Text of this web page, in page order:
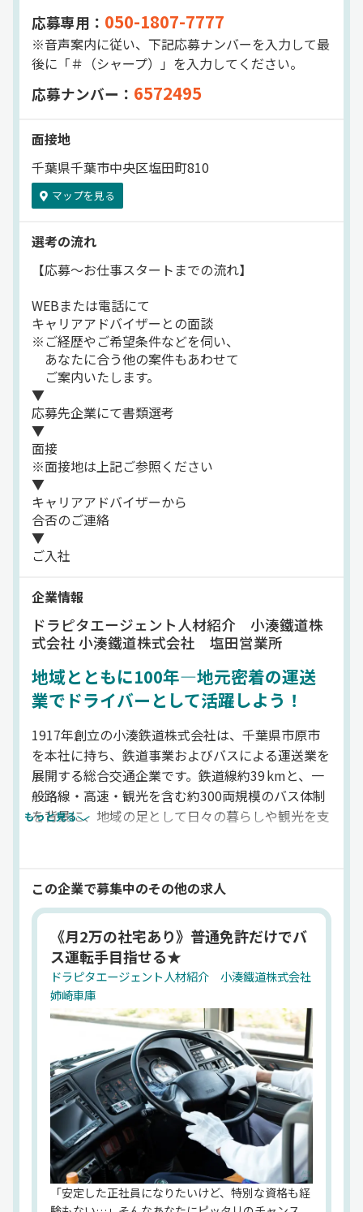
応募専用： 050-1807-7777
※音声案内に従い、下記応募ナンバーを入力して最
後に「＃（シャープ）」を入力してください。
応募ナンバー： 6572495
面接地
千葉県千葉市中央区塩田町810
マップを見る
選考の流れ
【応募～お仕事スタートまでの流れ】
WEBまたは電話にて
キャリアアドバイザーとの面談
※ご経歴やご希望条件などを伺い、
あなたに合う他の案件もあわせて
ご案内いたします。
▼
応募先企業にて書類選考
▼
面接
※面接地は上記ご参照ください
▼
キャリアアドバイザーから
合否のご連絡
▼
ご入社
企業情報
ドラピタエージェント人材紹介 小湊鐵道株
式会社 小湊鐵道株式会社 塩田営業所
地域とともに100年—地元密着の運送
業でドライバーとして活躍しよう！
1917年創立の小湊鉄道株式会社は、千葉県市原市
を本社に持ち、鉄道事業およびバスによる運送業を
展開する総合交通企業です。鉄道線約39 kmと、一
般路線・高速・観光を含む約300両規模のバス体制
を背景に、地域の足として日々の暮らしや観光を支
ループに属しながらも独自ブランドを保ち、グルー
プ外の高速バス路線への参入や「里山トロッコ」な
ど観光型の列車も運営。持続可能な地域交通と観光
振興を両立しており、沿線活性化や地元住民との協
働を重視する企業風土です。運輸業における幅広い
フィールドがあり、ドライバーとして地域社会に貢
献できるやりがいある環境が整っています。
ドラピタエージェント人材紹介 小湊鐵道株式会社
代表者
石川晋平
設立
大正6年5月19日
住所
千葉県市原市五井中央東 一丁目1-2
資本金
もっと見る
この企業で募集中のその他の求人
《月2万の社宅あり》普通免許だけでバ
ス運転手目指せる★
ドラピタエージェント人材紹介 小湊鐵道株式会社
姉崎車庫
「安定した正社員になりたいけど、特別な資格も経